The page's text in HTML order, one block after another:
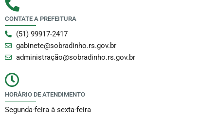
CONTATE A PREFEITURA
(51) 99917-2417
gabinete@sobradinho.rs.gov.br
administração@sobradinho.rs.gov.br
HORÁRIO DE ATENDIMENTO
Segunda-feira à sexta-feira